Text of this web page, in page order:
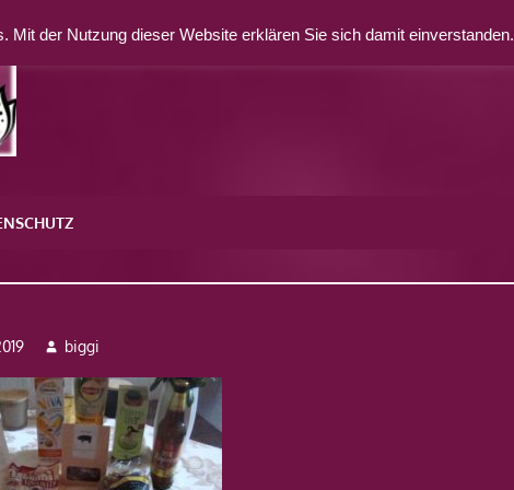
biggi
Mit der Nutzung dieser Website erklären Sie sich damit einverstanden.